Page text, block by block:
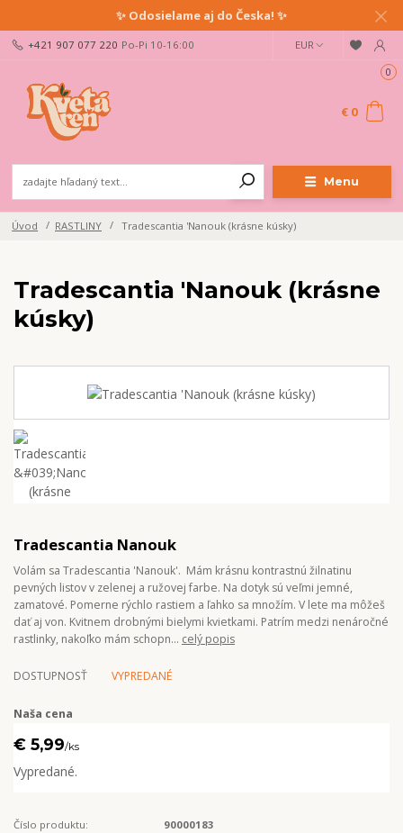
✨ Odosielame aj do Česka! ✨
Menu
EUR
+421 907 077 220 Po-Pi 10-16:00
0
€ 0
Úvod RASTLINY Tradescantia 'Nanouk (krásne kúsky)
Tradescantia 'Nanouk (krásne
kúsky)
Tradescantia Nanouk
Volám sa Tradescantia 'Nanouk'. Mám krásnu kontrastnú žilnatinu
pevných listov v zelenej a ružovej farbe. Na dotyk sú veľmi jemné,
zamatové. Pomerne rýchlo rastiem a ľahko sa množím. V lete ma môžeš
dať aj von. Kvitnem drobnými bielymi kvietkami. Patrím medzi nenáročné
rastlinky, nakoľko mám schopn... celý popis
DOSTUPNOSŤ VYPREDANÉ
Naša cena
€ 5,99/ks
Vypredané.
Číslo produktu:
90000183